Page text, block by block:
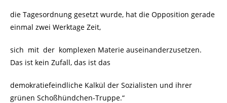
die Tagesordnung gesetzt wurde, hat die Opposition gerade
einmal zwei Werktage Zeit,
sich mit der komplexen Materie auseinanderzusetzen.
Das ist kein Zufall, das ist das
demokratiefeindliche Kalkül der Sozialisten und ihrer
grünen Schoßhündchen-Truppe.“